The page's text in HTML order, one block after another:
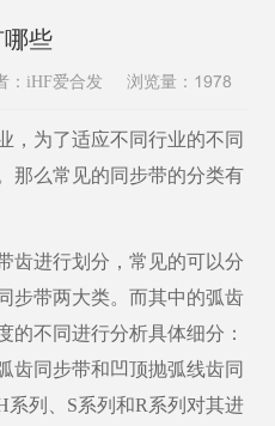
资讯 传动知识
些
：iHF爱合发 浏览量： 1978
，为了适应不同行业的不同
那么常见的同步带的分类有
齿进行划分，常见的可以分
步带两大类。而其中的弧齿
的不同进行分析具体细分：
齿同步带和凹顶抛弧线齿同
系列、S系列和R系列对其进